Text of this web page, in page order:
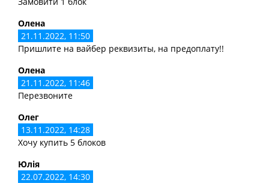
Олена
21.11.2022, 11:50
Пришлите на вайбер реквизиты, на предоплату!!
Олена
21.11.2022, 11:46
Перезвоните
Олег
13.11.2022, 14:28
Хочу купить 5 блоков
Юлія
22.07.2022, 14:30